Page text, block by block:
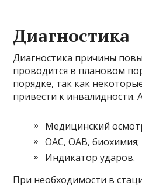
Диагностика
Диагностика причины
проводится в плановом
порядке, так как
привести к инвалидности.
Медицинский
OAC, OAB, биохимия;
Индикатор ударов.
При необходимости в